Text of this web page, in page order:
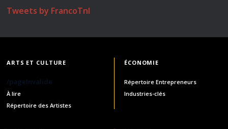
Tweets by FrancoTnl
ARTS ET CULTURE
/pageInvalide
À lire
Répertoire des Artistes
ÉCONOMIE
Répertoire Entrepreneurs
Industries-clés